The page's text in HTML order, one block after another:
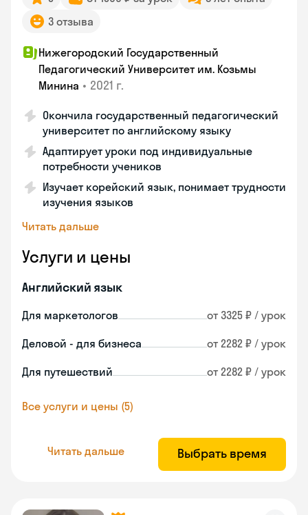
3 отзыва
Нижегородский Государственный
Педагогический Университет им. Козьмы
Минина • 2021 г.
Окончила государственный педагогический
университет по английскому языку
Адаптирует уроки под индивидуальные
потребности учеников
Изучает корейский язык, понимает трудности
изучения языков
Читать дальше
Услуги и цены
Английский язык
Для маркетологов от 3325 ₽ / урок
Деловой - для бизнеса от 2282 ₽ / урок
Для путешествий от 2282 ₽ / урок
Все услуги и цены (5)
Читать дальше Выбрать время